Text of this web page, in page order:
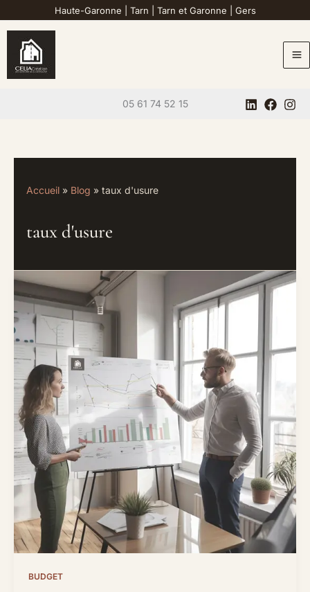
au
contenu
Haute-Garonne Tarn Tarn et Garonne Gers
05 61 74 52 15
Accueil Blog taux d'usure
taux d'usure
BUDGET